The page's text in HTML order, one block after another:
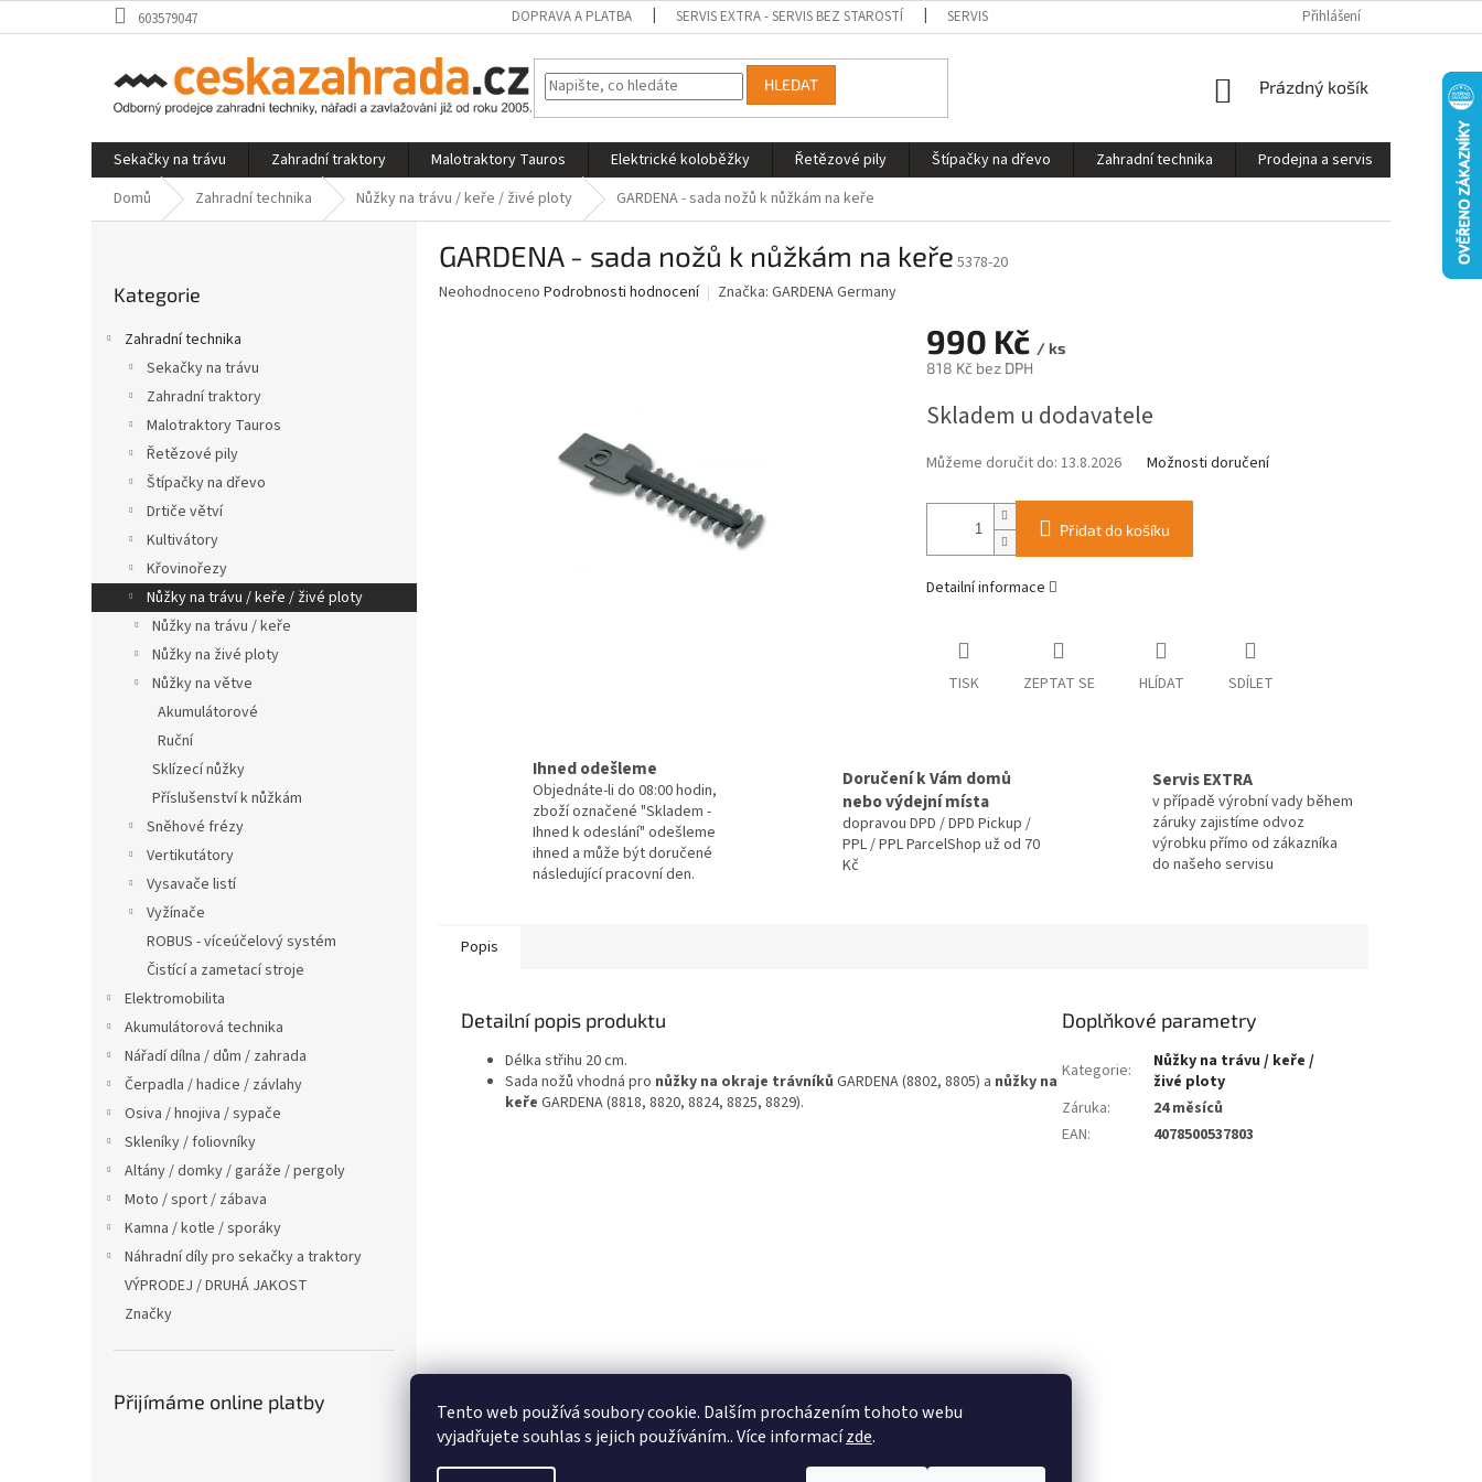
Tento web používá soubory cookie. Dalším procházením tohoto webu
vyjadřujete souhlas s jejich používáním.. Více informacízde.
na
603579047 DOPRAVA A PLATBA SERVIS EXTRA - SERVIS BEZ STAROSTÍ SERVIS ON-LINE - STROJ VÁM SESTAVÍME A PŘIPRAVÍME K PROVOZU
Přihlášení
HLEDAT
NÁKUPNÍ
Prázdný košík
Sekačky na trávu Zahradní traktory Malotraktory Tauros Elektrické koloběžky Řetězové pily Štípačky na dřevo Zahradní technika Prodejna a servis
Kontakty
Domů
Zahradní technika Nůžky na trávu / keře / živé ploty GARDENA - sada nožů k nůžkám na keře
kategorie
Kategorie
Zahradní technika
Sekačky na trávu
Zahradní traktory
Malotraktory Tauros
Řetězové pily
Štípačky na dřevo
Drtiče větví
Kultivátory
Křovinořezy
Nůžky na trávu / keře / živé ploty
Nůžky na trávu / keře
Nůžky na živé ploty
Nůžky na větve
Akumulátorové
Ruční
Sklízecí nůžky
Příslušenství k nůžkám
Sněhové frézy
Vertikutátory
Vysavače listí
Vyžínače
ROBUS - víceúčelový systém
Čistící a zametací stroje
Elektromobilita
Akumulátorová technika
Nářadí dílna / dům / zahrada
Čerpadla / hadice / závlahy
Osiva / hnojiva / sypače
Skleníky / foliovníky
Altány / domky / garáže / pergoly
Moto / sport / zábava
Kamna / kotle / sporáky
Náhradní díly pro sekačky a traktory
VÝPRODEJ / DRUHÁ JAKOST
Značky
Přijímáme online platby
GARDENA - sada nožů k nůžkám na keře 5378-20
Průměrné
Neohodnoceno Podrobnosti hodnocení Značka: GARDENA Germany
990 Kč / ks
818 Kč bez DPH
cena:
Skladem u dodavatele
Můžeme doručit do: 13.8.2026 Možnosti doručení
Přidat do košíku
Detailní informace
TISK ZEPTAT SE HLÍDAT SDÍLET
Ihned odešleme
Objednáte-li do 08:00 hodin,
zboží označené "Skladem -
Ihned k odeslání" odešleme
ihned a může být doručené
následující pracovní den.
Doručení k Vám domů
nebo výdejní místa
dopravou DPD / DPD Pickup /
PPL / PPL ParcelShop už od 70
Kč
Servis EXTRA
v případě výrobní vady během
záruky zajistíme odvoz
výrobku přímo od zákazníka
do našeho servisu
Popis
Detailní popis produktu
Délka střihu 20 cm.
Sada nožů vhodná pro nůžky na okraje trávníků GARDENA (8802, 8805) a nůžky na
keře GARDENA (8818, 8820, 8824, 8825, 8829).
Doplňkové parametry
Kategorie:
Nůžky na trávu / keře /
živé ploty
Záruka:
24 měsíců
EAN: 4078500537803